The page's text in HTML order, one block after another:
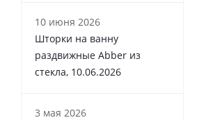
10 июня 2026
Шторки на ванну
раздвижные Abber из
стекла, 10.06.2026
3 мая 2026